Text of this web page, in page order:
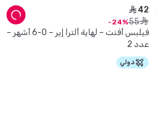
فيلبس أفنت – لهاية ألترا إير – 0-6 أشهر –
عدد 2
ê 42
ê
55
24
دولي